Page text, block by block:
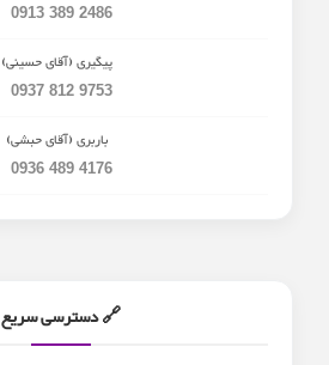
0913 389 2486
پیگیری (آقای حسینی)
0937 812 9753
باربری (آقای حبشی)
0936 489 4176
🔗 دسترسی سریع